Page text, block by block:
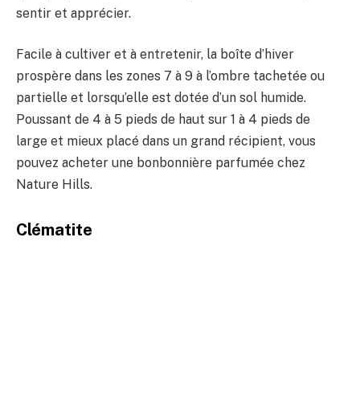
sentir et apprécier.
Facile à cultiver et à entretenir, la boîte d’hiver
prospère dans les zones 7 à 9 à l’ombre tachetée ou
partielle et lorsqu’elle est dotée d’un sol humide.
Poussant de 4 à 5 pieds de haut sur 1 à 4 pieds de
large et mieux placé dans un grand récipient, vous
pouvez acheter une bonbonnière parfumée chez
Nature Hills.
Clématite